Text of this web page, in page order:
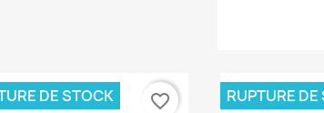
DE STOCK favorite_border RUPTURE